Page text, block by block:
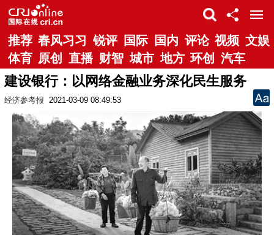
推荐 春风习习 锐评 国际 国内 评论 视频 文娱
体育 原创 直播 财智 城市 地方 环创 汽车
建设银行：以网络金融业务深化民生服务
经济参考报 2021-03-09 08:49:53